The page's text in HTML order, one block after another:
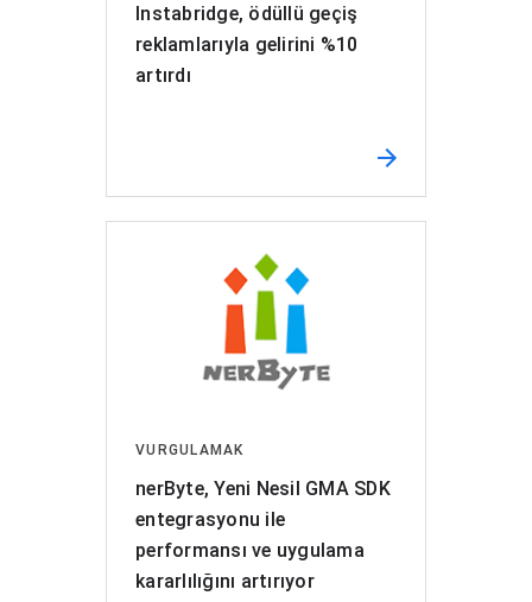
Instabridge, ödüllü geçiş
reklamlarıyla gelirini %10
artırdı
VURGULAMAK
nerByte, Yeni Nesil GMA SDK
entegrasyonu ile
performansı ve uygulama
kararlılığını artırıyor